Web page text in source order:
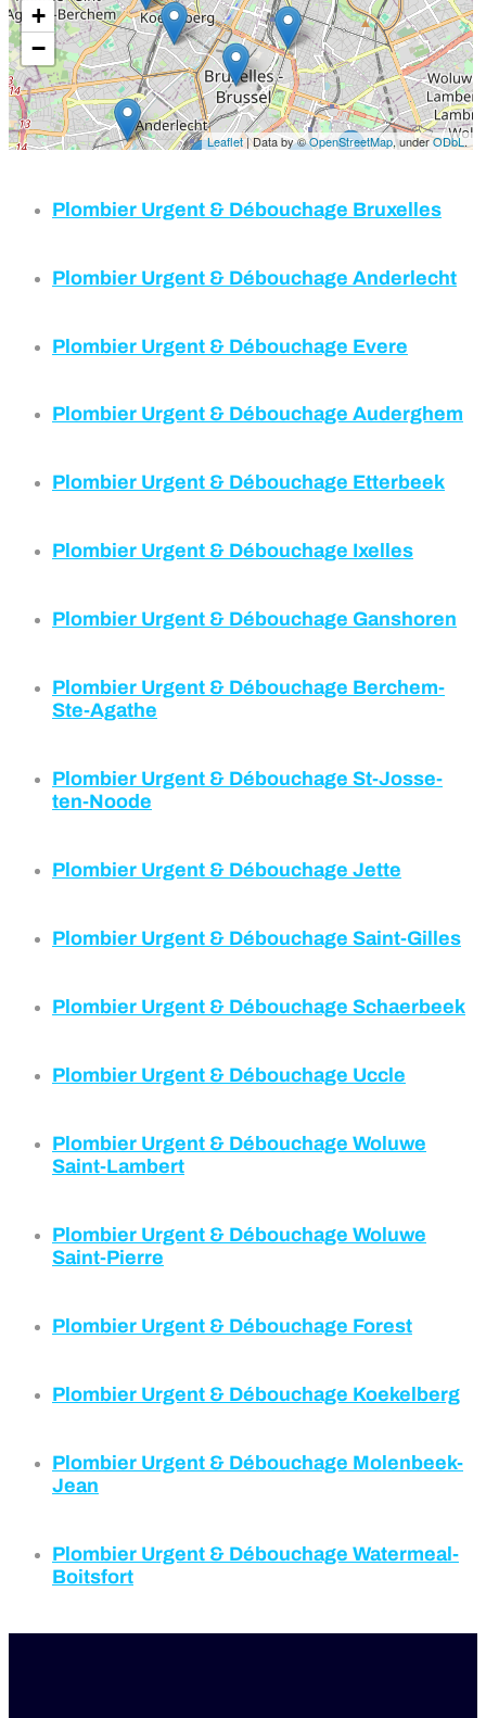
Plombier Urgent & Débouchage Bruxelles
Plombier Urgent & Débouchage Anderlecht
Plombier Urgent & Débouchage Evere
Plombier Urgent & Débouchage Auderghem
Plombier Urgent & Débouchage Etterbeek
Plombier Urgent & Débouchage Ixelles
Plombier Urgent & Débouchage Ganshoren
Plombier Urgent & Débouchage Berchem-
Ste-Agathe
Plombier Urgent & Débouchage St-Josse-
ten-Noode
Plombier Urgent & Débouchage Jette
Plombier Urgent & Débouchage Saint-Gilles
Plombier Urgent & Débouchage Schaerbeek
Plombier Urgent & Débouchage Uccle
Plombier Urgent & Débouchage Woluwe
Saint-Lambert
Plombier Urgent & Débouchage Woluwe
Saint-Pierre
Plombier Urgent & Débouchage Forest
Plombier Urgent & Débouchage Koekelberg
Plombier Urgent & Débouchage Molenbeek-
Jean
Plombier Urgent & Débouchage Watermeal-
Boitsfort